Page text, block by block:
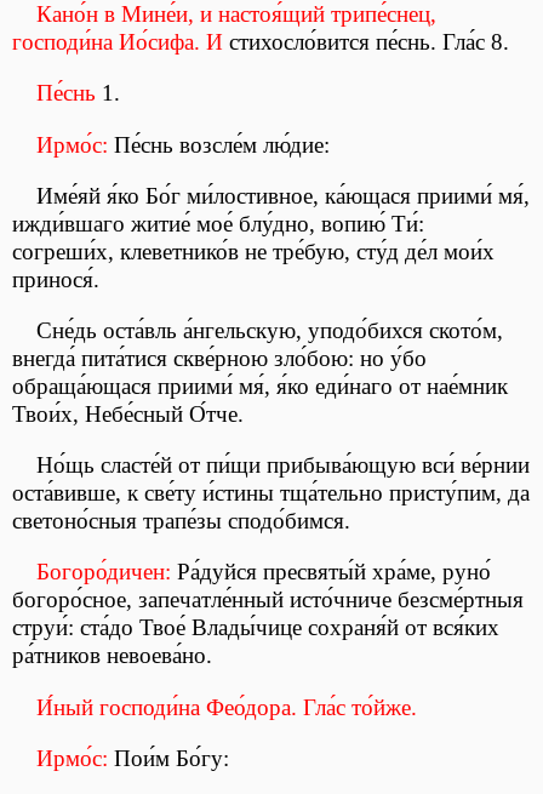
Кано́н в Мине́и, и настоя́щий трипе́снец,
господи́на Ио́сифа. И стихосло́вится пе́снь. Гла́с 8.
Пе́снь 1.
Ирмо́с: Пе́снь возсле́м лю́дие:
Име́яй я́ко Бо́г ми́лостивное, ка́ющася приими́ мя́,
ижди́вшаго житие́ мое́ блу́дно, вопию́ Ти́:
согреши́х, клеветнико́в не тре́бую, сту́д де́л мои́х
принося́.
Сне́дь оста́вль а́нгельскую, уподо́бихся ското́м,
внегда́ пита́тися скве́рною зло́бою: но у́бо
обраща́ющася приими́ мя́, я́ко еди́наго от нае́мник
Твои́х, Небе́сный О́тче.
Но́щь сласте́й от пи́щи прибыва́ющую вси́ ве́рнии
оста́вивше, к све́ту и́стины тща́тельно присту́пим, да
светоно́сныя трапе́зы сподо́бимся.
Богоро́дичен: Ра́дуйся пресвяты́й хра́ме, руно́
богоро́сное, запечатле́нный исто́чниче безсме́ртныя
струи́: ста́до Твое́ Влады́чице сохраня́й от вся́ких
ра́тников невоева́но.
И́ный господи́на Фео́дора. Гла́с то́йже.
Ирмо́с: Пои́м Бо́гу: